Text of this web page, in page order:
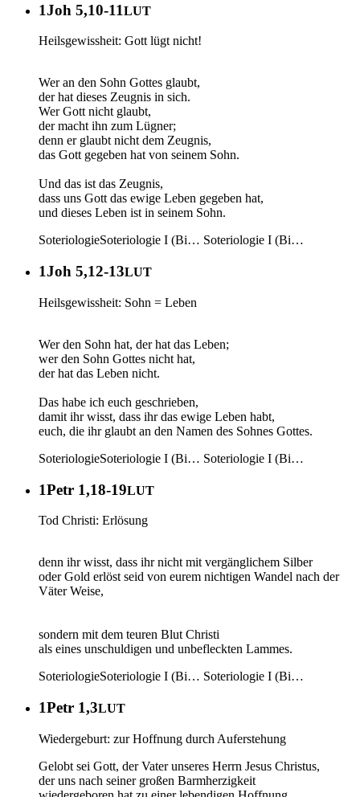
1Joh 5,10-11LUT
Heilsgewissheit: Gott lügt nicht!
Wer an den Sohn Gottes glaubt,
der hat dieses Zeugnis in sich.
Wer Gott nicht glaubt,
der macht ihn zum Lügner;
denn er glaubt nicht dem Zeugnis,
das Gott gegeben hat von seinem Sohn.
Und das ist das Zeugnis,
dass uns Gott das ewige Leben gegeben hat,
und dieses Leben ist in seinem Sohn.
SoteriologieSoteriologie I (Bi… Soteriologie I (Bi…
1Joh 5,12-13LUT
Heilsgewissheit: Sohn = Leben
Wer den Sohn hat, der hat das Leben;
wer den Sohn Gottes nicht hat,
der hat das Leben nicht.
Das habe ich euch geschrieben,
damit ihr wisst, dass ihr das ewige Leben habt,
euch, die ihr glaubt an den Namen des Sohnes Gottes.
SoteriologieSoteriologie I (Bi… Soteriologie I (Bi…
1Petr 1,18-19LUT
Tod Christi: Erlösung
denn ihr wisst, dass ihr nicht mit vergänglichem Silber
oder Gold erlöst seid von eurem nichtigen Wandel nach der
Väter Weise,
sondern mit dem teuren Blut Christi
als eines unschuldigen und unbefleckten Lammes.
SoteriologieSoteriologie I (Bi… Soteriologie I (Bi…
1Petr 1,3LUT
Wiedergeburt: zur Hoffnung durch Auferstehung
Gelobt sei Gott, der Vater unseres Herrn Jesus Christus,
der uns nach seiner großen Barmherzigkeit